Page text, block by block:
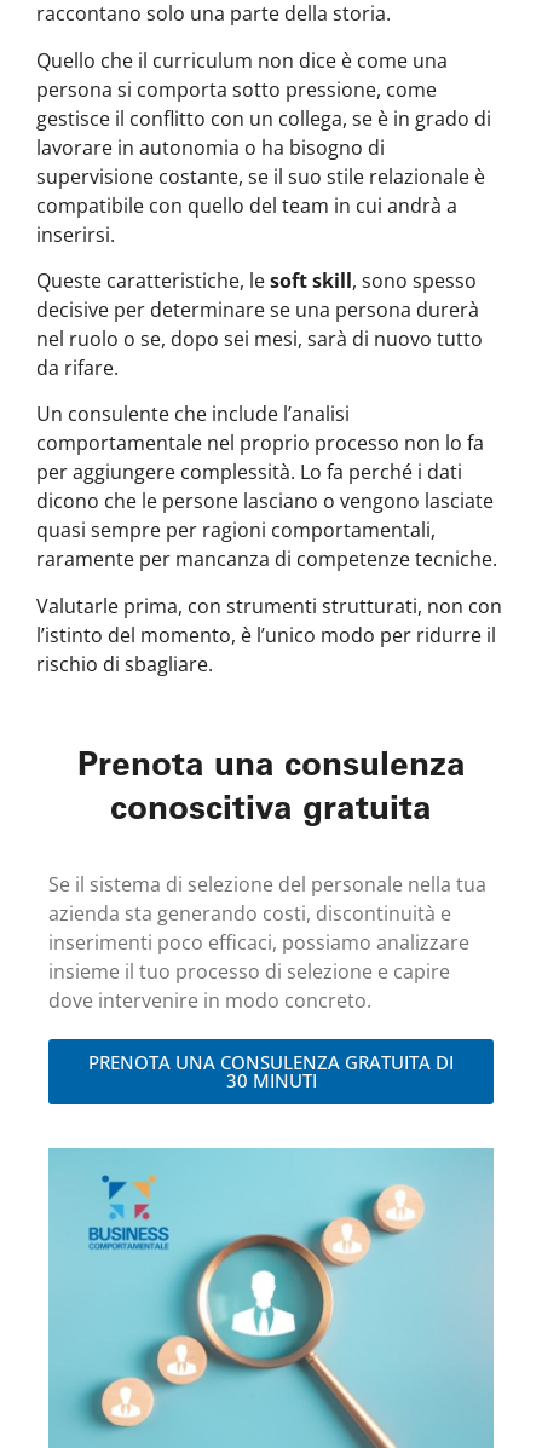
raccontano solo una parte della storia.
Quello che il curriculum non dice è come una
persona si comporta sotto pressione, come
gestisce il conflitto con un collega, se è in grado di
lavorare in autonomia o ha bisogno di
supervisione costante, se il suo stile relazionale è
compatibile con quello del team in cui andrà a
inserirsi.
Queste caratteristiche, lesoft skill, sono spesso
decisive per determinare se una persona durerà
nel ruolo o se, dopo sei mesi, sarà di nuovo tutto
da rifare.
Un consulente che include l’analisi
comportamentale nel proprio processo non lo fa
per aggiungere complessità. Lo fa perché i dati
dicono che le persone lasciano o vengono lasciate
quasi sempre per ragioni comportamentali,
raramente per mancanza di competenze tecniche.
Valutarle prima, con strumenti strutturati, non con
l’istinto del momento, è l’unico modo per ridurre il
rischio di sbagliare.
Prenota una consulenza
conoscitiva gratuita
Se il sistema di selezione del personale nella tua
azienda sta generando costi, discontinuità e
inserimenti poco efficaci, possiamo analizzare
insieme il tuo processo di selezione e capire
dove intervenire in modo concreto.
PRENOTA UNA CONSULENZA GRATUITA DI
30 MINUTI